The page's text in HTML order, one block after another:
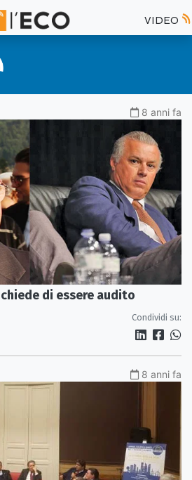
VIDEO
8 anni fa
di essere audito
Condividi su:
8 anni fa